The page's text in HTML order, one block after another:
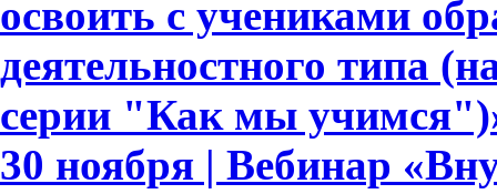
освоить с учениками
деятельностного типа
серии "Как мы
30 ноября | Вебинар